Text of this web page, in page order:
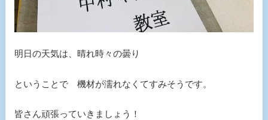
明日の天気は、晴れ時々の曇り
ということで 機材が濡れなくてすみそうです。
皆さん頑張っていきましょう！